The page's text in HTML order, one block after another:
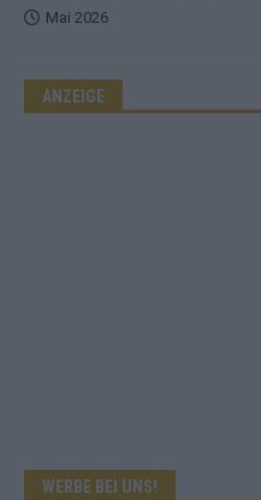
Mai 2026
ANZEIGE
WERBE BEI UNS!